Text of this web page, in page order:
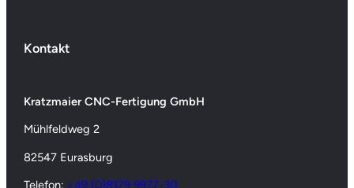
Kontakt
Kratzmaier CNC-Fertigung GmbH
Mühlfeldweg 2
82547 Eurasburg
Telefon: +49 (0)8179 9977-30